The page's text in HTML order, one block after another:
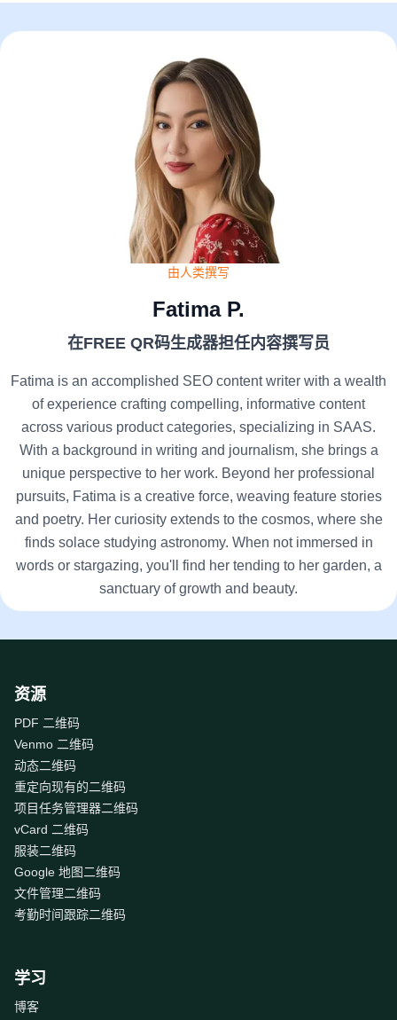
由人类撰写
Fatima P.
在FREE QR码生成器担任内容撰写员
Fatima is an accomplished SEO content writer with a wealth
of experience crafting compelling, informative content
across various product categories, specializing in SAAS.
With a background in writing and journalism, she brings a
unique perspective to her work. Beyond her professional
pursuits, Fatima is a creative force, weaving feature stories
and poetry. Her curiosity extends to the cosmos, where she
finds solace studying astronomy. When not immersed in
words or stargazing, you'll find her tending to her garden, a
sanctuary of growth and beauty.
资源
PDF 二维码
Venmo 二维码
动态二维码
重定向现有的二维码
项目任务管理器二维码
vCard 二维码
服装二维码
Google 地图二维码
文件管理二维码
考勤时间跟踪二维码
学习
博客